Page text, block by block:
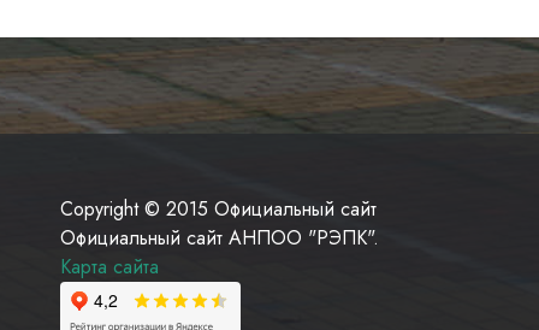
Copyright © 2015 Официальный сайт
Официальный сайт АНПОО "РЭПК".
Карта сайта